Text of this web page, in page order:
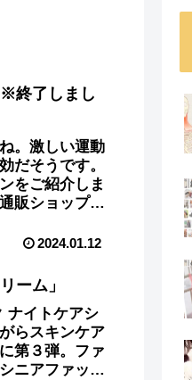
※終了しまし
。激しい運動
だそうです。
をご紹介しま
販ショップ
2024.01.12
ーム」
ナイトケアシ
らスキンケア
第３弾。ファ
ニアファッシ